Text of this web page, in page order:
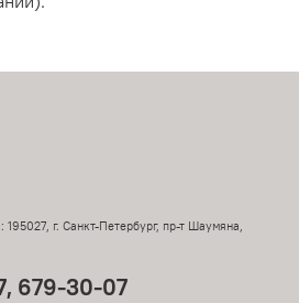
г. Санкт-Петербург, пр-т Шаумяна,
679-30-07